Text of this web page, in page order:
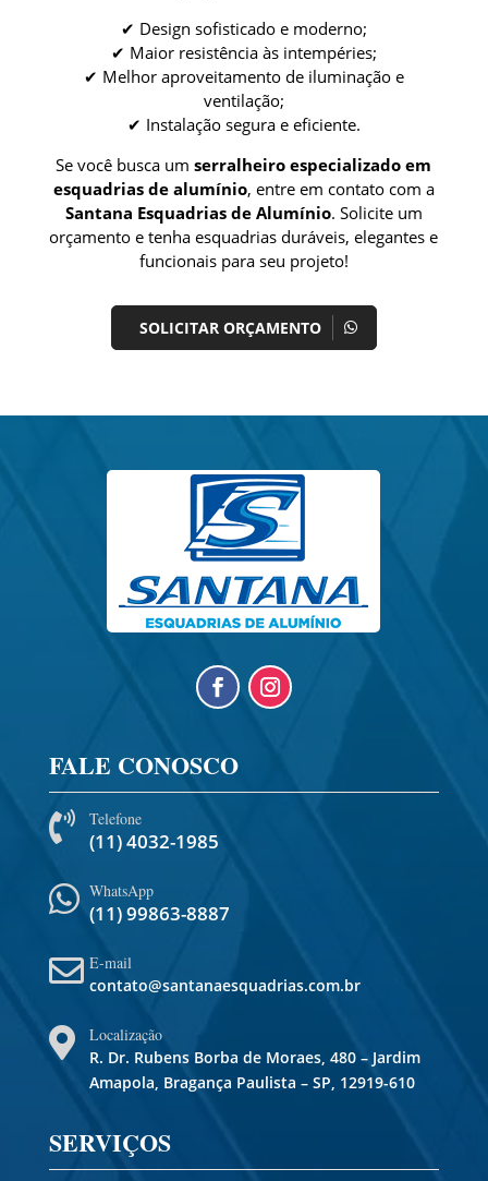
✔ Design sofisticado e moderno;
✔ Maior resistência às intempéries;
✔ Melhor aproveitamento de iluminação e
ventilação;
✔ Instalação segura e eficiente.
Se você busca umserralheiro especializado em
esquadrias de alumínio, entre em contato com a
Santana Esquadrias de Alumínio. Solicite um
orçamento e tenha esquadrias duráveis, elegantes e
funcionais para seu projeto!
SOLICITAR ORÇAMENTO
FALE CONOSCO
 Telefone
(11) 4032-1985
 WhatsApp
(11) 99863-8887
 E-mail
contato@santanaesquadrias.com.br

Localização
R. Dr. Rubens Borba de Moraes, 480 – Jardim
Amapola, Bragança Paulista – SP, 12919-610
SERVIÇOS